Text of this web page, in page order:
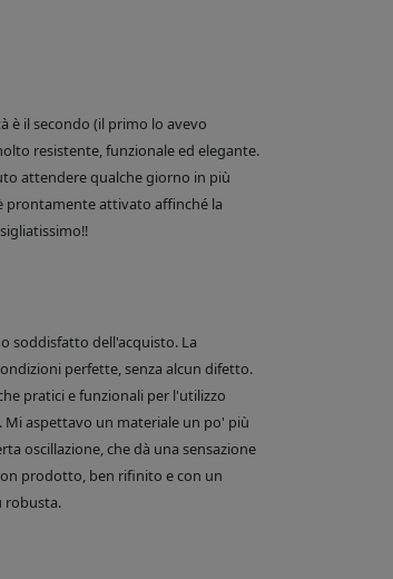
è il secondo (il primo lo avevo
resistente, funzionale ed elegante.
attendere qualche giorno in più
prontamente attivato affinché la
soddisfatto dell'acquisto. La
perfette, senza alcun difetto.
pratici e funzionali per l'utilizzo
aspettavo un materiale un po' più
oscillazione, che dà una sensazione
prodotto, ben rifinito e con un
robusta.